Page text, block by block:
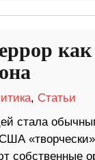
как
, Статьи
стала
собственные